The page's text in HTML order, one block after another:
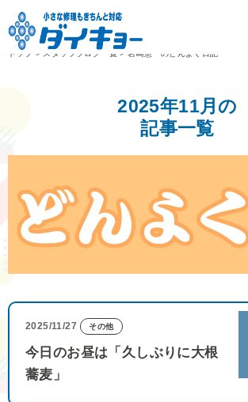
トップ
> スタッフブログ一覧 > 岩崎憲一のどんよく日記
2025年11月の
記事一覧
2025/11/27 その他
今日のお昼は「久しぶりに大根
蕎麦」